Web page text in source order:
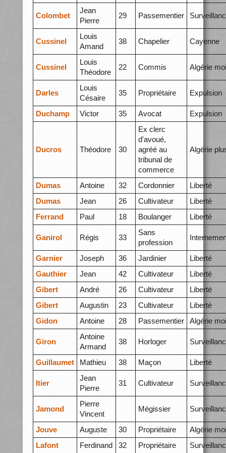
Colombet
Jean
Pierre
29 Passementier
Cussinel
Louis
Amand
38 Chapelier Cayenne
Cussinel
Louis
Théodore
22 Commis Algérie
Darles
Louis
Césaire
35 Propriétaire Expulsion
Duchamp Victor 35 Avocat Expulsion
Ducros Théodore 30
Ex clerc
d'avoué,
agréé au
tribunal de
commerce
Algérie
Dumas Antoine 32 Cordonnier
Liberté
Dumas
Jean 26 Cultivateur
Liberté
Ferrand
Paul 18 Boulanger Liberté
Ganirol Régis 33
Sans
profession
Garnier Joseph 36 Jardinier
Liberté
Gauthier
Jean 42 Cultivateur
Liberté
Gibert
André 26 Cultivateur
Liberté
Gibert
Augustin 23 Cultivateur
Liberté
Gidon
Antoine 28 Passementier Algérie
Giron
Antoine
Armand
38 Horloger
Guillaumet Mathieu 38 Maçon Liberté
Itier
Jean
Pierre
31 Cultivateur
Jamond
Pierre
Vincent
Mégissier
Jouve Auguste 30 Propriétaire
Algérie
Lafont
Ferdinand 32 Propriétaire